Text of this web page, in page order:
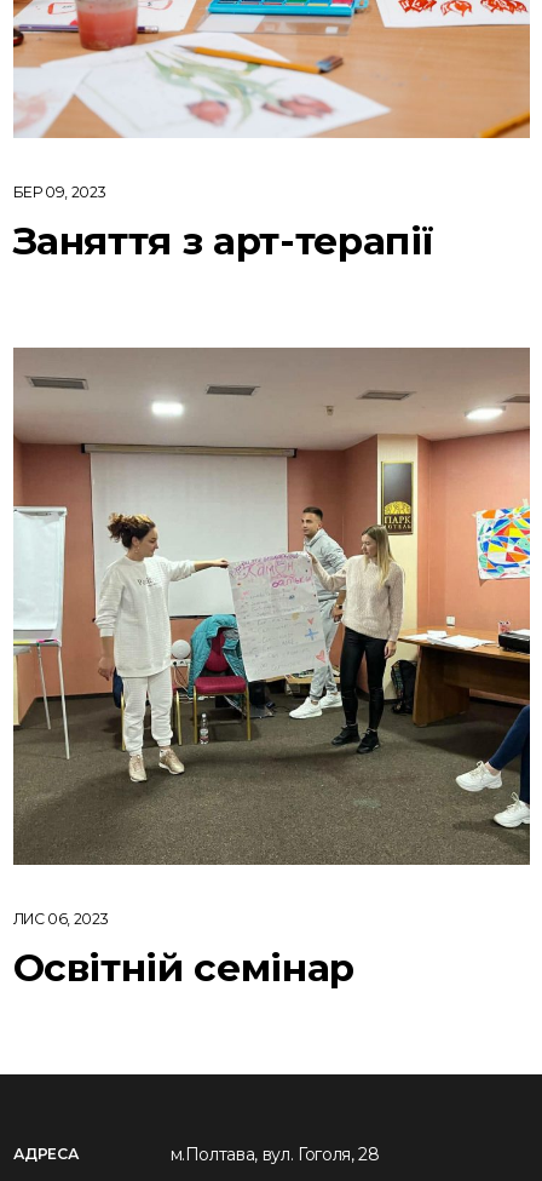
БЕР 09, 2023
Заняття з арт-терапії
ЛИС 06, 2023
Освітній семінар
АДРЕСА м.Полтава, вул. Гоголя, 28